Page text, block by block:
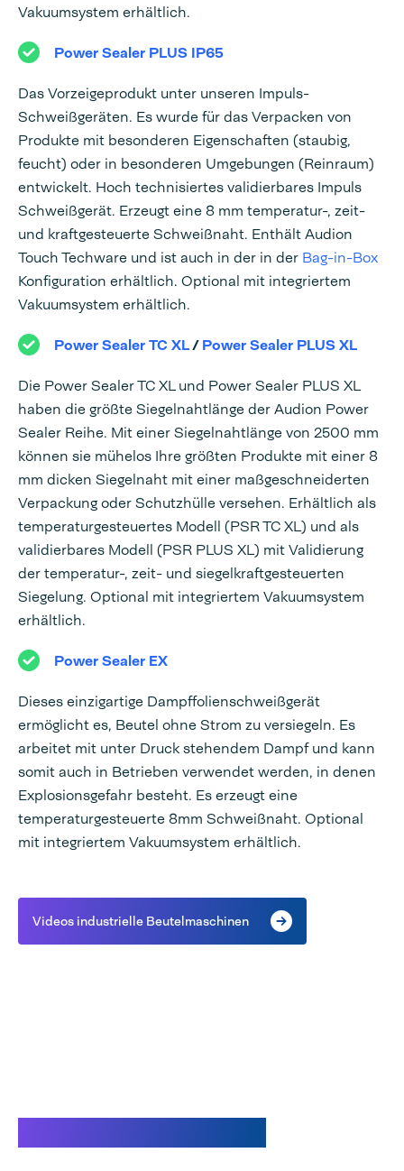
Vakuumsystem erhältlich.
Power Sealer PLUS IP65
Das Vorzeigeprodukt unter unseren Impuls-
Schweißgeräten. Es wurde für das Verpacken von
Produkte mit besonderen Eigenschaften (staubig,
feucht) oder in besonderen Umgebungen (Reinraum)
entwickelt. Hoch technisiertes validierbares Impuls
Schweißgerät. Erzeugt eine 8 mm temperatur-, zeit-
und kraftgesteuerte Schweißnaht. Enthält Audion
Touch Techware und ist auch in der in der Bag-in-Box
Konfiguration erhältlich. Optional mit integriertem
Vakuumsystem erhältlich.
Power Sealer TC XL/Power Sealer PLUS XL
Die Power Sealer TC XL und Power Sealer PLUS XL
haben die größte Siegelnahtlänge der Audion Power
Sealer Reihe. Mit einer Siegelnahtlänge von 2500 mm
können sie mühelos Ihre größten Produkte mit einer 8
mm dicken Siegelnaht mit einer maßgeschneiderten
Verpackung oder Schutzhülle versehen. Erhältlich als
temperaturgesteuertes Modell (PSR TC XL) und als
validierbares Modell (PSR PLUS XL) mit Validierung
der temperatur-, zeit- und siegelkraftgesteuerten
Siegelung. Optional mit integriertem Vakuumsystem
erhältlich.
Power Sealer EX
Dieses einzigartige Dampffolienschweißgerät
ermöglicht es, Beutel ohne Strom zu versiegeln. Es
arbeitet mit unter Druck stehendem Dampf und kann
somit auch in Betrieben verwendet werden, in denen
Explosionsgefahr besteht. Es erzeugt eine
temperaturgesteuerte 8mm Schweißnaht. Optional
mit integriertem Vakuumsystem erhältlich.
Videos industrielle Beutelmaschinen